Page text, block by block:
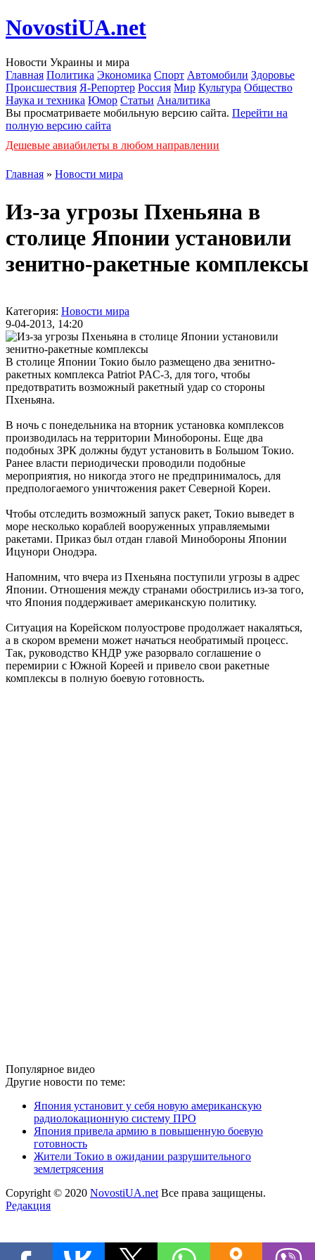
NovostiUA.net
Новости Украины и мира
Главная Политика Экономика Спорт Автомобили Здоровье
Происшествия Я-Репортер Россия Мир Культура Общество
Наука и техника Юмор Статьи Аналитика
Вы просматриваете мобильную версию сайта. Перейти на
полную версию сайта
Дешевые авиабилеты в любом направлении
Главная » Новости мира
Из-за угрозы Пхеньяна в
столице Японии установили
зенитно-ракетные комплексы
Категория: Новости мира
9-04-2013, 14:20
В столице Японии Токио было размещено два зенитно-
ракетных комплекса Patriot PAC-3, для того, чтобы
предотвратить возможный ракетный удар со стороны
Пхеньяна.
В ночь с понедельника на вторник установка комплексов
производилась на территории Минобороны. Еще два
подобных ЗРК должны будут установить в Большом Токио.
Ранее власти периодически проводили подобные
мероприятия, но никогда этого не предпринималось, для
предпологаемого уничтожения ракет Северной Кореи.
Чтобы отследить возможный запуск ракет, Токио выведет в
море несколько кораблей вооруженных управляемыми
ракетами. Приказ был отдан главой Минобороны Японии
Ицунори Онодэра.
Напомним, что вчера из Пхеньяна поступили угрозы в адрес
Японии. Отношения между странами обострились из-за того,
что Япония поддерживает американскую политику.
Ситуация на Корейском полуострове продолжает накаляться,
а в скором времени может начаться необратимый процесс.
Так, руководство КНДР уже разорвало соглашение о
перемирии с Южной Кореей и привело свои ракетные
комплексы в полную боевую готовность.
Популярное видео
Другие новости по теме:
Япония установит у себя новую американскую
радиолокационную систему ПРО
Япония привела армию в повышенную боевую
готовность
Жители Токио в ожидании разрушительного
землетрясения
Copyright © 2020 NovostiUA.net Все права защищены.
Редакция